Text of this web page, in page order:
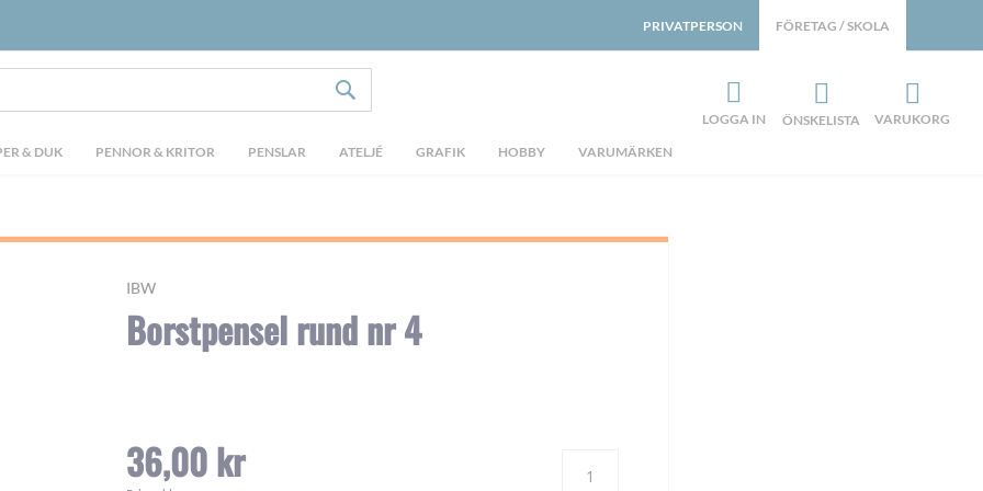
& DUK PENNOR & KRITOR PENSLAR ATELJÉ GRAFIK HOBBY VARUMÄRKEN
FÖRETAG / SKOLA
PRIVATPERSON
LOGGA IN ÖNSKELISTA VARUKORG
IBW
Borstpensel rund nr 4
36,00 kr